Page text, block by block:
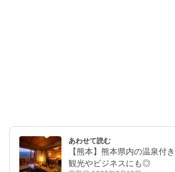
あわせて読む
【熊本】熊本県内の温泉付
観光やビジネスにも◎